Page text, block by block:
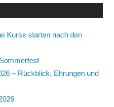
Kurse starten nach den
– Rückblick, Ehrungen und